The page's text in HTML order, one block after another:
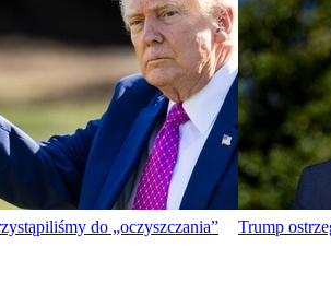
do „oczyszczania”
Trump